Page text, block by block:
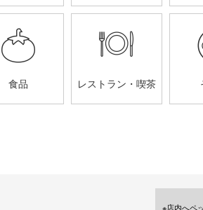
食品 レストラン・喫茶
※店内へペ